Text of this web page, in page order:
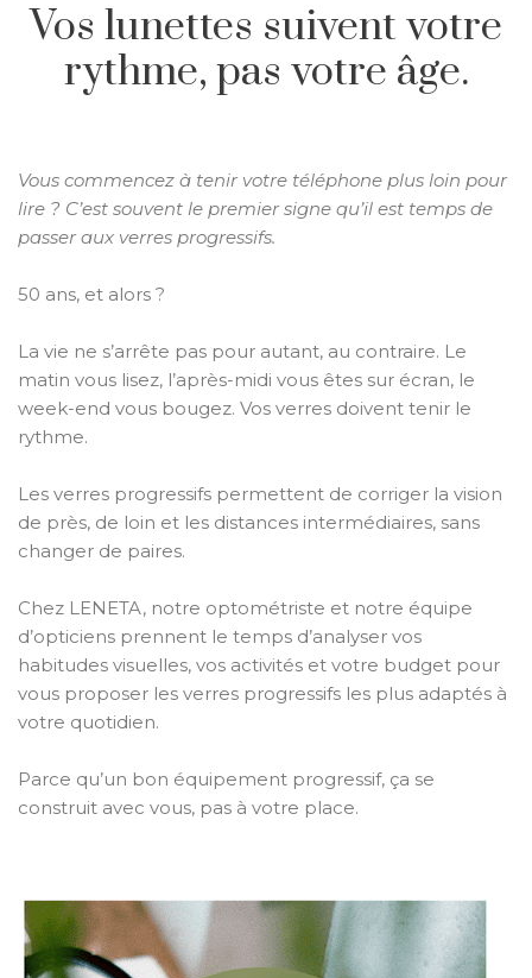
Vos lunettes suivent votre
rythme, pas votre âge.
Vous commencez à tenir votre téléphone plus loin pour
lire ? C’est souvent le premier signe qu’il est temps de
passer aux verres progressifs.
50 ans, et alors ?
La vie ne s’arrête pas pour autant, au contraire. Le
matin vous lisez, l’après-midi vous êtes sur écran, le
week-end vous bougez. Vos verres doivent tenir le
rythme.
Les verres progressifs permettent de corriger la vision
de près, de loin et les distances intermédiaires, sans
changer de paires.
Chez LENETA, notre optométriste et notre équipe
d’opticiens prennent le temps d’analyser vos
habitudes visuelles, vos activités et votre budget pour
vous proposer les verres progressifs les plus adaptés à
votre quotidien.
Parce qu’un bon équipement progressif, ça se
construit avec vous, pas à votre place.